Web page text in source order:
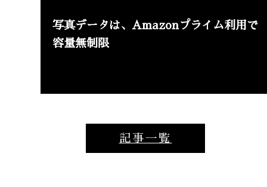
写真データは、Amazonプライム利用で
容量無制限
記事一覧